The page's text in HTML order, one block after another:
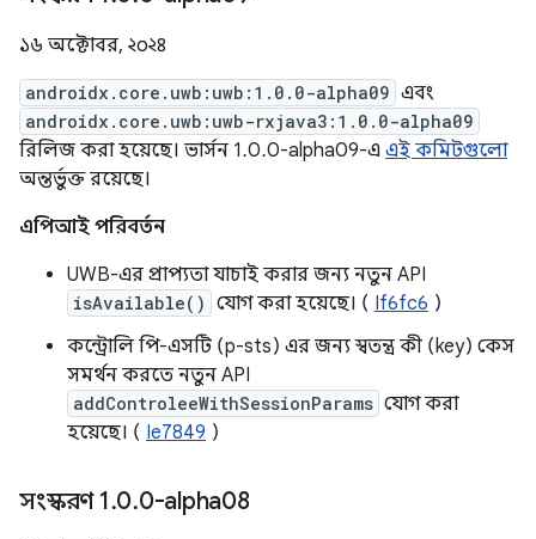
১৬ অক্টোবর, ২০২৪
androidx.core.uwb:uwb:1.0.0-alpha09 এবং
androidx.core.uwb:uwb-rxjava3:1.0.0-alpha09
রিলিজ করা হয়েছে। ভার্সন 1.0.0-alpha09-এ এই কমিটগুলো
অন্তর্ভুক্ত রয়েছে।
এপিআই পরিবর্তন
UWB-এর প্রাপ্যতা যাচাই করার জন্য নতুন API
isAvailable() যোগ করা হয়েছে। ( If6fc6 )
কন্ট্রোলি পি-এসটি (p-sts) এর জন্য স্বতন্ত্র কী (key) কেস
সমর্থন করতে নতুন API
addControleeWithSessionParams যোগ করা
হয়েছে। ( Ie7849 )
সংস্করণ 1.0.0-alpha08